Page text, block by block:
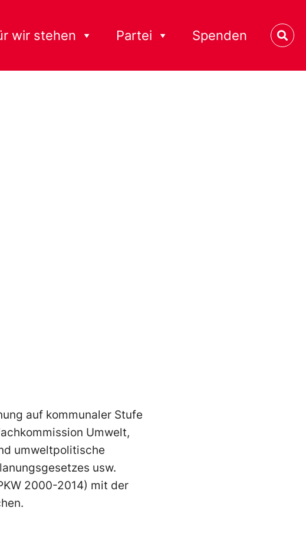
wir stehen Partei Spenden
auf kommunaler Stufe
Umwelt,
umweltpolitische
usw.
2000-2014) mit der